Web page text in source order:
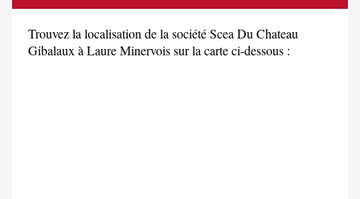
Trouvez la localisation de la société Scea Du Chateau
Gibalaux à Laure Minervois sur la carte ci-dessous :